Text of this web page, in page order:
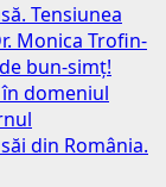
Tensiunea
Monica Trofin-
bun-simț!
domeniul
din România.